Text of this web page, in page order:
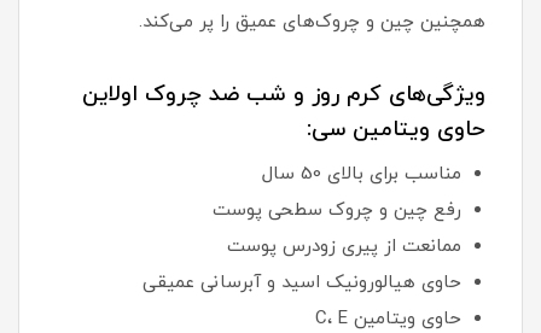
همچنین چین و چروک‌های عمیق را پر می‌کند.
ویژگی‌های کرم روز و شب ضد چروک اولاین
حاوی ویتامین سی:
مناسب برای بالای 50 سال
رفع چین و چروک سطحی پوست
ممانعت از پیری زودرس پوست
حاوی هیالورونیک اسید و آبرسانی عمیقی
حاوی ویتامین C، E